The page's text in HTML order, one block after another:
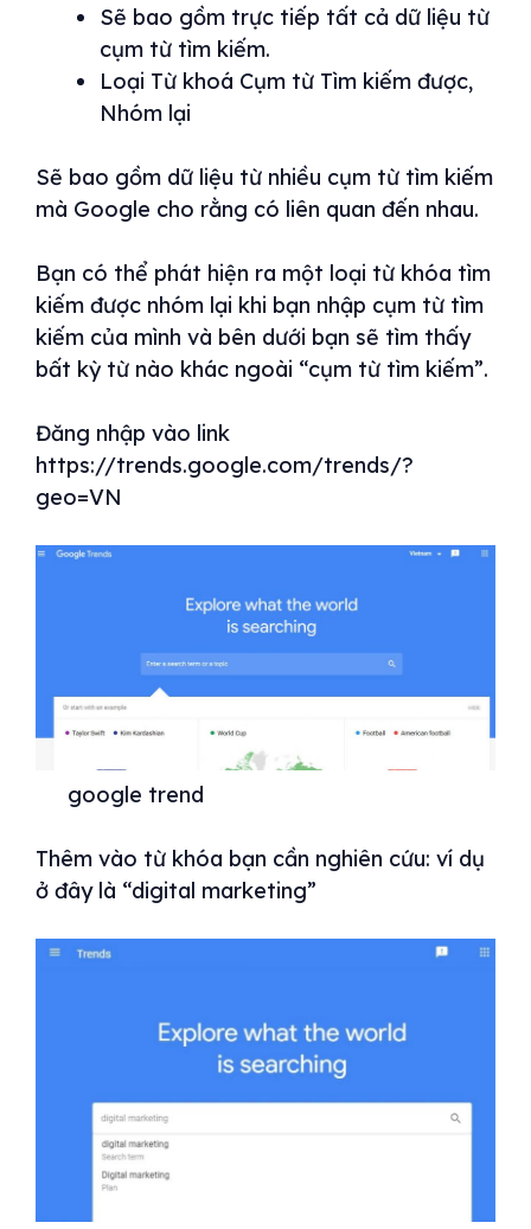
Sẽ bao gồm trực tiếp tất cả dữ liệu từ
cụm từ tìm kiếm.
Loại Từ khoá Cụm từ Tìm kiếm được,
Nhóm lại
Sẽ bao gồm dữ liệu từ nhiều cụm từ tìm kiếm
mà Google cho rằng có liên quan đến nhau.
Bạn có thể phát hiện ra một loại từ khóa tìm
kiếm được nhóm lại khi bạn nhập cụm từ tìm
kiếm của mình và bên dưới bạn sẽ tìm thấy
bất kỳ từ nào khác ngoài “cụm từ tìm kiếm”.
Đăng nhập vào link
https://trends.google.com/trends/?
geo=VN
google trend
Thêm vào từ khóa bạn cần nghiên cứu: ví dụ
ở đây là “digital marketing”